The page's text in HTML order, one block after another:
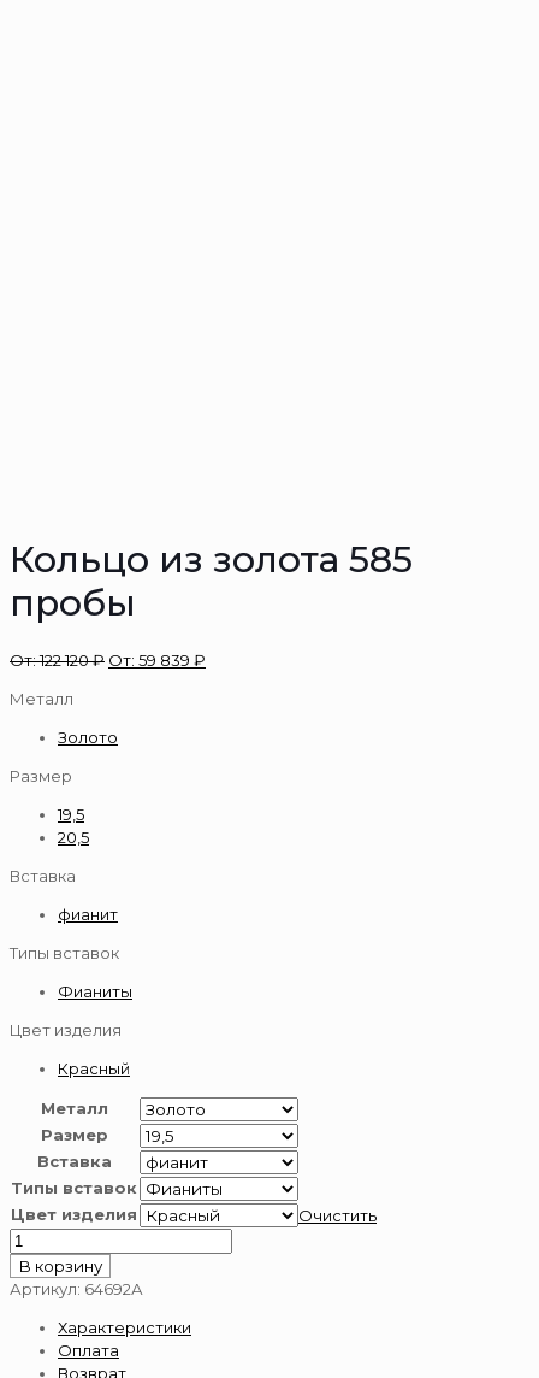
Кольцо из золота 585
пробы
От:122 120₽ От: 59 839 ₽
Металл
Золото
Размер
19,5
20,5
Вставка
фианит
Типы вставок
Фианиты
Цвет изделия
Красный
Металл
Размер
Вставка
Типы вставок
Цвет изделия
Очистить
Количество
товара
Кольцо
золота
В корзину
Артикул: 64692А
Характеристики
Оплата
Возврат